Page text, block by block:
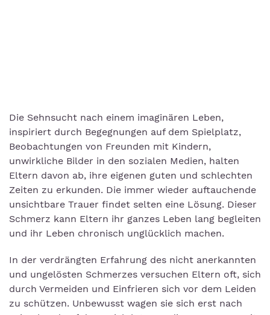
Die Sehnsucht nach einem imaginären Leben,
inspiriert durch Begegnungen auf dem Spielplatz,
Beobachtungen von Freunden mit Kindern,
unwirkliche Bilder in den sozialen Medien, halten
Eltern davon ab, ihre eigenen guten und schlechten
Zeiten zu erkunden. Die immer wieder auftauchende
unsichtbare Trauer findet selten eine Lösung. Dieser
Schmerz kann Eltern ihr ganzes Leben lang begleiten
und ihr Leben chronisch unglücklich machen.
In der verdrängten Erfahrung des nicht anerkannten
und ungelösten Schmerzes versuchen Eltern oft, sich
durch Vermeiden und Einfrieren sich vor dem Leiden
zu schützen. Unbewusst wagen sie sich erst nach